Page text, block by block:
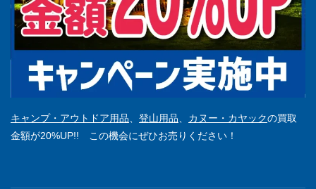
キャンプ・アウトドア用品 登山用品 カヌー・カヤックの買取
金額が20%UP!! この機会にぜひお売りください！